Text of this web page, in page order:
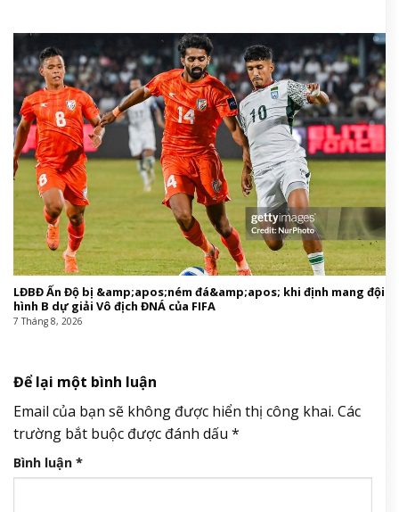
LĐBĐ Ấn Độ bị &amp;apos;ném đá&amp;apos; khi định mang đội
hình B dự giải Vô địch ĐNÁ của FIFA
7 Tháng 8, 2026
Để lại một bình luận
Email của bạn sẽ không được hiển thị công khai. Các
trường bắt buộc được đánh dấu *
Bình luận *